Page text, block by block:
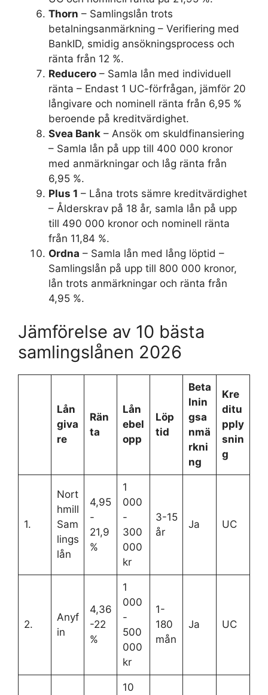
Thorn – Samlingslån trots
betalningsanmärkning – Verifiering med
BankID, smidig ansökningsprocess och
ränta från 12 %.
Reducero – Samla lån med individuell
ränta – Endast 1 UC-förfrågan, jämför 20
långivare och nominell ränta från 6,95 %
beroende på kreditvärdighet.
Svea Bank – Ansök om skuldfinansiering
– Samla lån på upp till 400 000 kronor
med anmärkningar och låg ränta från
6,95 %.
Plus 1 – Låna trots sämre kreditvärdighet
– Ålderskrav på 18 år, samla lån på upp
till 490 000 kronor och nominell ränta
från 11,84 %.
Ordna – Samla lån med lång löptid –
Samlingslån på upp till 800 000 kronor,
lån trots anmärkningar och ränta från
4,95 %.
Jämförelse av 10 bästa
samlingslånen 2026
Lån
giva
re
Rän
ta
Lån
ebel
opp
Löp
tid
Beta
lnin
gsa
nmä
rkni
ng
Kre
ditu
pply
snin
g
1.
Nort
hmill
Sam
lings
lån
4,95
-
21,9
%
1
000
-
300
000
kr
3-15
år
Ja UC
2.
Anyf
in
4,36
-22
%
1
000
-
500
000
kr
1-
180
mån
Ja UC
10